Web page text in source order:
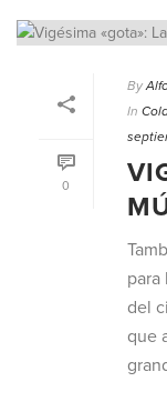
0
By
In
para
del
que